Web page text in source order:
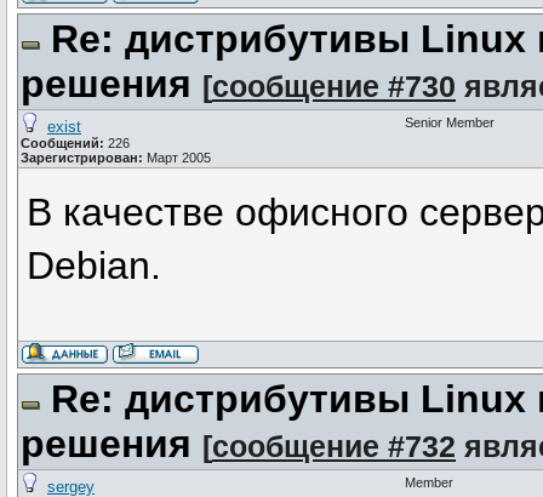
Re: дистрибутивы Linux
решения [сообщение #730
exist
Сообщений: 226
Зарегистрирован: Март 2005
Senior Member
В качестве офисного
Debian.
Re: дистрибутивы Linux
решения [сообщение #732
sergey Member